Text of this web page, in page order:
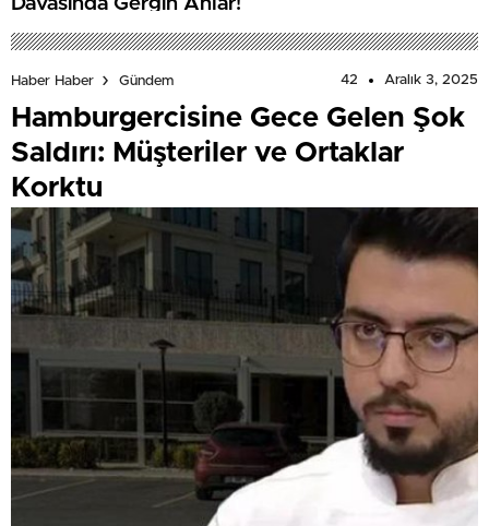
Haber Haber Gündem 42 Aralık 3, 2025
Hamburgercisine Gece Gelen Şok
Saldırı: Müşteriler ve Ortaklar
Korktu